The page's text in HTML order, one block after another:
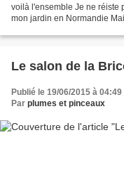
voilà l'ensemble Je ne réiste
mon jardin en Normandie
Le salon de la
Publié le 19/06/2015 à 04:49
Par plumes et pinceaux